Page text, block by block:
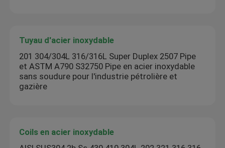
Tuyau d'acier inoxydable
201 304/304L 316/316L Super Duplex 2507 Pipe
et ASTM A790 S32750 Pipe en acier inoxydable
sans soudure pour l'industrie pétrolière et
gazière
Coils en acier inoxydable